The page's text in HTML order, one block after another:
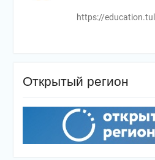
https://
Открытый регион